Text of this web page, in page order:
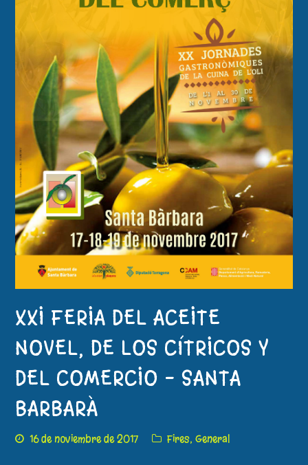
XXI FERIA DEL ACEITE
NOVEL, DE LOS CÍTRICOS Y
DEL COMERCIO – SANTA
BARBARÀ
16 de noviembre de 2017 Fires,General